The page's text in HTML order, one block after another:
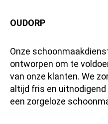
OUDORP
Onze
ontworpen om te
van onze klanten. We
altijd fris en
een zorgeloze